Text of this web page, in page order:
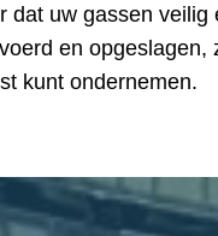
dat uw gassen veilig
en opgeslagen,
kunt ondernemen.